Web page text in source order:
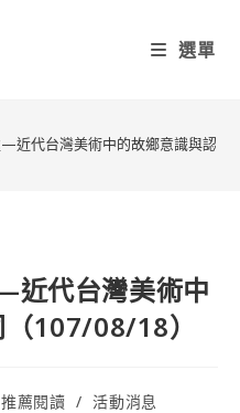
選單
—近代台灣美術中的故鄉意識與認同
近代台灣美術中
107/08/18）
推薦閱讀 / 活動消息